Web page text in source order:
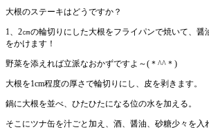
大根のステーキはどうですか？
1、2㎝の輪切りにした大根をフライパンで焼いて、
をかけます！
野菜を添えれば立派なおかずですよ～(＊^^＊)
大根を1cm程度の厚さで輪切りにし、皮を剥きます。
鍋に大根を並べ、ひたひたになる位の水を加える。
そこにツナ缶を汁ごと加え、酒、醤油、砂糖少々を入